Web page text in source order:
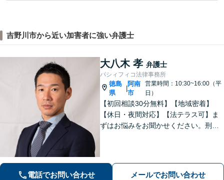
吉野川市から近い加害者に強い弁護士
大八木 孝 弁護士
パシィフィコ法律事務所
徳島
県
|
阿南
市
営業時間：10:30~16:00（平
日）
【初回相談30分無料】【地域密着】
【休日・夜間対応】【法テラス可】ま
ずはお悩みをお聞かせください。刑事
状況から抜け出すお手伝いをします。
電話でお問い合わせ メールでお問い合わせ